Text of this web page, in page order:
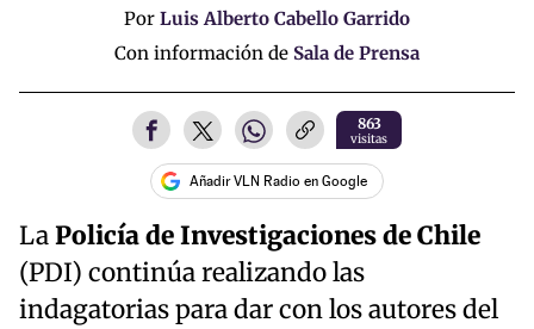
Por Luis Alberto Cabello Garrido
Con información de Sala de Prensa
863
visitas
Añadir VLN Radio en Google
LaPolicía de Investigaciones de Chile
(PDI) continúa realizando las
indagatorias para dar con los autores del